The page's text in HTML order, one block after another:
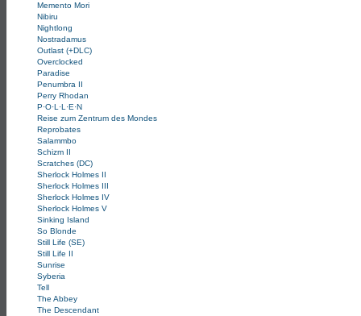
Memento Mori
Nibiru
Nightlong
Nostradamus
Outlast (+DLC)
Overclocked
Paradise
Penumbra II
Perry Rhodan
P·O·L·L·E·N
Reise zum Zentrum des Mondes
Reprobates
Salammbo
Schizm II
Scratches (DC)
Sherlock Holmes II
Sherlock Holmes III
Sherlock Holmes IV
Sherlock Holmes V
Sinking Island
So Blonde
Still Life (SE)
Still Life II
Sunrise
Syberia
Tell
The Abbey
The Descendant